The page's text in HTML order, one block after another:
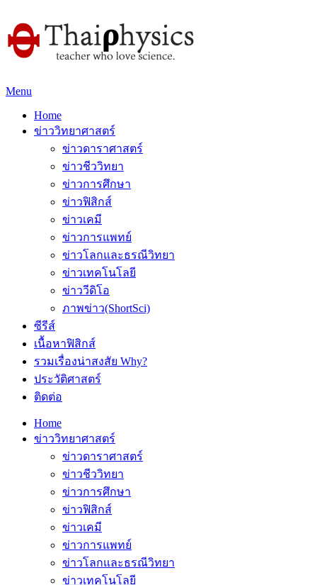
Menu
Home
ข่าววิทยาศาสตร์
ข่าวดาราศาสตร์
ข่าวชีววิทยา
ข่าวการศึกษา
ข่าวฟิสิกส์
ข่าวเคมี
ข่าวการแพทย์
ข่าวโลกและธรณีวิทยา
ข่าวเทคโนโลยี
ข่าววีดิโอ
ภาพข่าว(ShortSci)
ซีรีส์
เนื้อหาฟิสิกส์
รวมเรื่องน่าสงสัย Why?
ประวัติศาสตร์
ติดต่อ
Home
ข่าววิทยาศาสตร์
ข่าวดาราศาสตร์
ข่าวชีววิทยา
ข่าวการศึกษา
ข่าวฟิสิกส์
ข่าวเคมี
ข่าวการแพทย์
ข่าวโลกและธรณีวิทยา
ข่าวเทคโนโลยี